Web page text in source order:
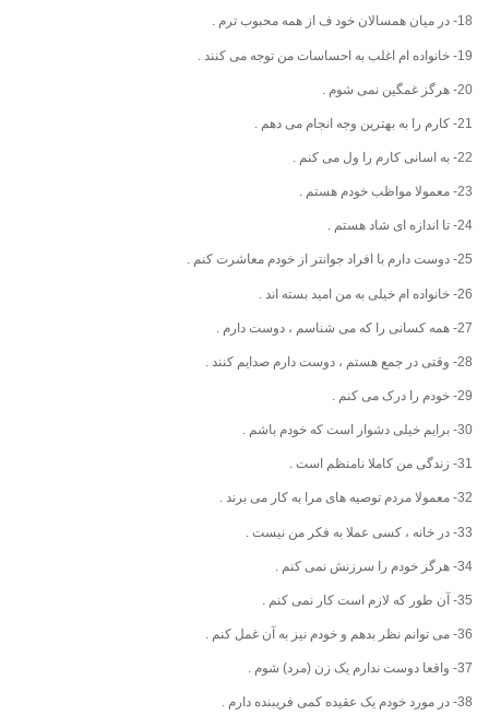
18- در میان همسالان خود ف از همه محبوب ترم .
19- خانواده ام اغلب به احساسات من توجه می کنند .
20- هرگز غمگین نمی شوم .
21- کارم را به بهترین وجه انجام می دهم .
22- به اسانی کارم را ول می کنم .
23- معمولا مواظب خودم هستم .
24- تا اندازه ای شاد هستم .
25- دوست دارم با افراد جوانتر از خودم معاشرت کنم .
26- خانواده ام خیلی به من امید بسته اند .
27- همه کسانی را که می شناسم ، دوست دارم .
28- وقتی در جمع هستم ، دوست دارم صدایم کنند .
29- خودم را درک می کنم .
30- برایم خیلی دشوار است که خودم باشم .
31- زندگی من کاملا نامنظم است .
32- معمولا مردم توصیه های مرا به کار می برند .
33- در خانه ، کسی عملا به فکر من نیست .
34- هرگز خودم را سرزنش نمی کنم .
35- آن طور که لازم است کار نمی کنم .
36- می توانم نظر بدهم و خودم نیز به آن غمل کنم .
37- واقعا دوست ندارم یک زن (مرد) شوم .
38- در مورد خودم یک عقیده کمی فریبنده دارم .